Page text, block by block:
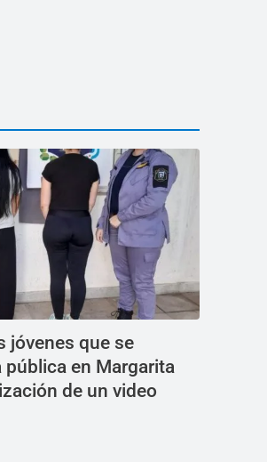
jóvenes que se
pública en Margarita
de un video